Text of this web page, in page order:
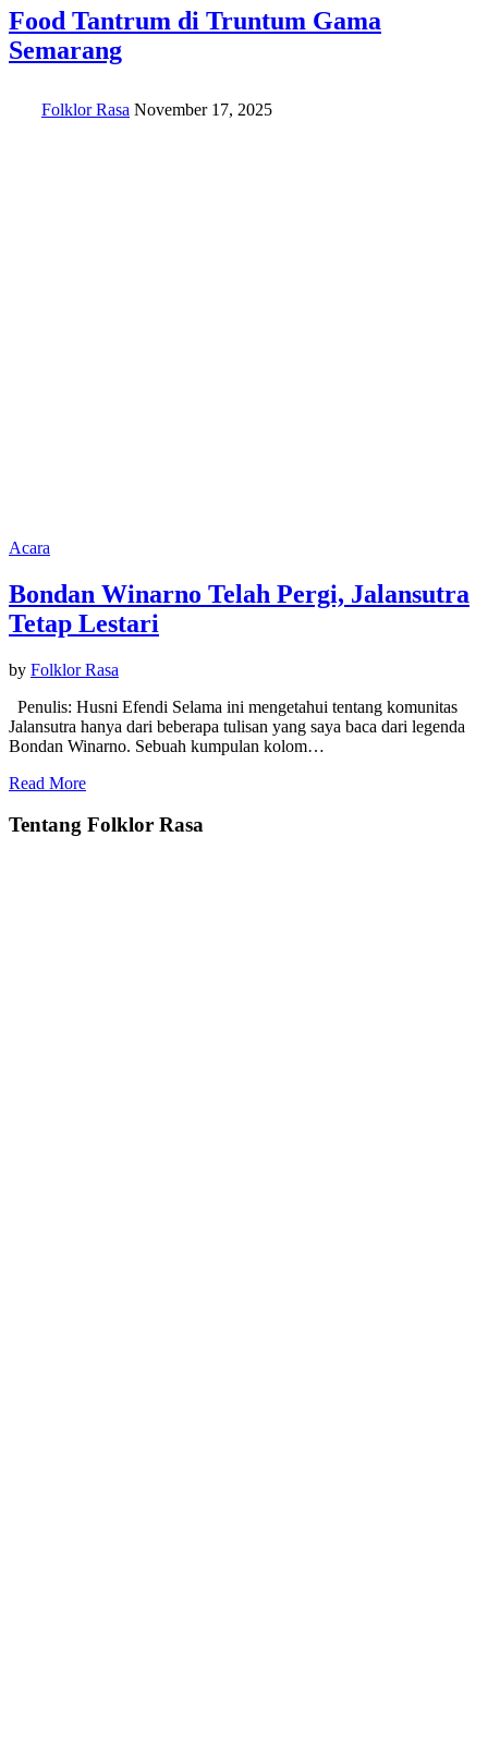
Food Tantrum di Truntum Gama
Semarang
Folklor Rasa November 17, 2025
Acara
Bondan Winarno Telah Pergi, Jalansutra
Tetap Lestari
by Folklor Rasa
Penulis: Husni Efendi Selama ini mengetahui tentang komunitas
Jalansutra hanya dari beberapa tulisan yang saya baca dari legenda
Bondan Winarno. Sebuah kumpulan kolom…
Read More
Tentang Folklor Rasa